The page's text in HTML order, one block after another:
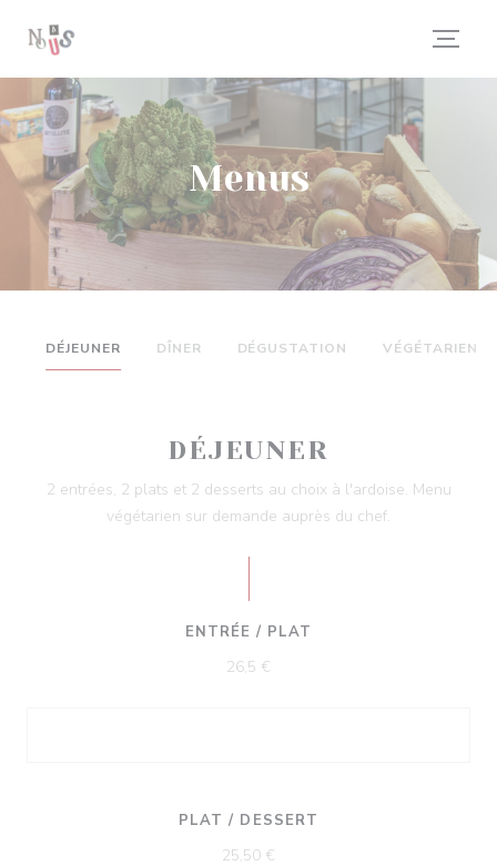
Menus
DÉJEUNER DÎNER DÉGUSTATION VÉGÉTARIEN
DÉJEUNER
2 entrées, 2 plats et 2 desserts au choix à l'ardoise. Menu
végétarien sur demande auprès du chef.
ENTRÉE / PLAT
26,5 €
PLAT / DESSERT
25,50 €